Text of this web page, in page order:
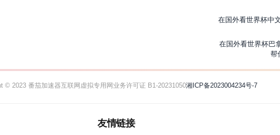
在国外看世界杯中
在国外看世界杯巴
帮
© 2023 番茄加速器互联网虚拟专用网业务许可证 B1-20231050湘ICP备2023004234号-7
友情链接